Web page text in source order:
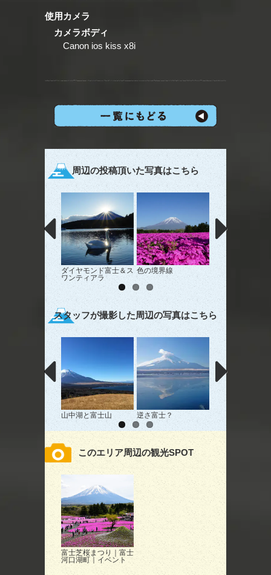
使用カメラ
カメラボディ
Canon ios kiss x8i
周辺の投稿頂いた写真はこちら
ダイヤモンド富士＆ス
ワンティアラ
色の境界線
スタッフが撮影した周辺の写真はこちら
山中湖と富士山 逆さ富士？
このエリア周辺の観光SPOT
富士芝桜まつり｜富士
河口湖町｜イベント